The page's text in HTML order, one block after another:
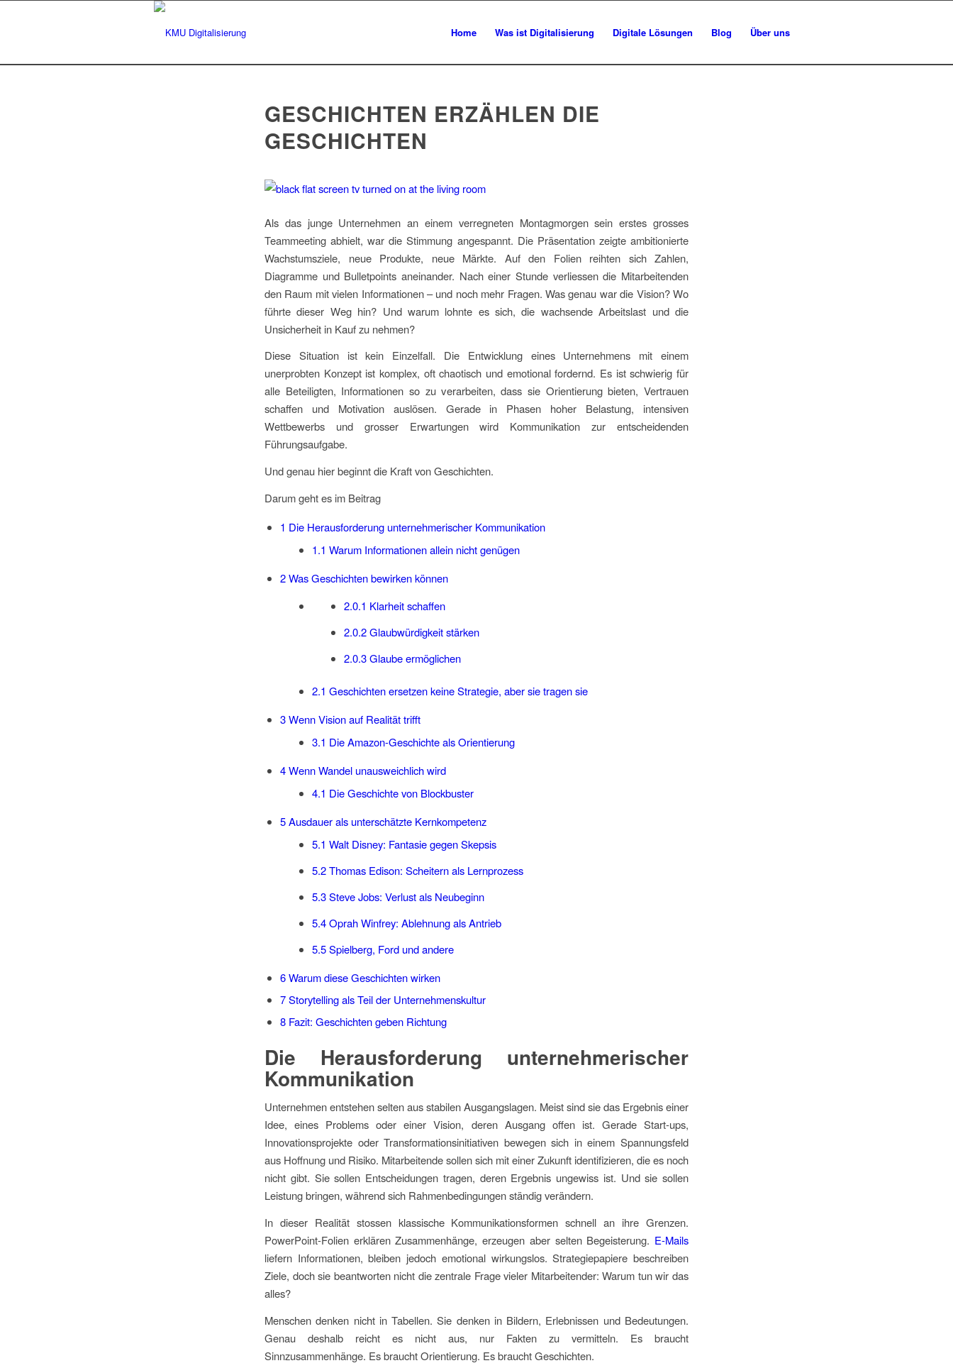
Home Was ist Digitalisierung Digitale Lösungen Blog Über uns
GESCHICHTEN ERZÄHLEN DIE
GESCHICHTEN
Als das junge Unternehmen an einem verregneten Montagmorgen sein erstes grosses
Teammeeting abhielt, war die Stimmung angespannt. Die Präsentation zeigte ambitionierte
Wachstumsziele, neue Produkte, neue Märkte. Auf den Folien reihten sich Zahlen,
Diagramme und Bulletpoints aneinander. Nach einer Stunde verliessen die Mitarbeitenden
den Raum mit vielen Informationen – und noch mehr Fragen. Was genau war die Vision? Wo
führte dieser Weg hin? Und warum lohnte es sich, die wachsende Arbeitslast und die
Unsicherheit in Kauf zu nehmen?
Diese Situation ist kein Einzelfall. Die Entwicklung eines Unternehmens mit einem
unerprobten Konzept ist komplex, oft chaotisch und emotional fordernd. Es ist schwierig für
alle Beteiligten, Informationen so zu verarbeiten, dass sie Orientierung bieten, Vertrauen
schaffen und Motivation auslösen. Gerade in Phasen hoher Belastung, intensiven
Wettbewerbs und grosser Erwartungen wird Kommunikation zur entscheidenden
Führungsaufgabe.
Und genau hier beginnt die Kraft von Geschichten.
Darum geht es im Beitrag
1 Die Herausforderung unternehmerischer Kommunikation
1.1 Warum Informationen allein nicht genügen
2Was Geschichten bewirken können
2.0.1 Klarheit schaffen
2.0.2Glaubwürdigkeit stärken
2.0.3Glaube ermöglichen
2.1 Geschichten ersetzen keine Strategie, aber sie tragen sie
3Wenn Vision auf Realität trifft
3.1 Die Amazon-Geschichte als Orientierung
4Wenn Wandel unausweichlich wird
4.1 Die Geschichte von Blockbuster
5Ausdauer als unterschätzte Kernkompetenz
5.1 Walt Disney: Fantasie gegen Skepsis
5.2Thomas Edison: Scheitern als Lernprozess
5.3Steve Jobs: Verlust als Neubeginn
5.4Oprah Winfrey: Ablehnung als Antrieb
5.5Spielberg, Ford und andere
6Warum diese Geschichten wirken
7Storytelling als Teil der Unternehmenskultur
8Fazit: Geschichten geben Richtung
Die Herausforderung unternehmerischer
Kommunikation
Unternehmen entstehen selten aus stabilen Ausgangslagen. Meist sind sie das Ergebnis einer
Idee, eines Problems oder einer Vision, deren Ausgang offen ist. Gerade Start-ups,
Innovationsprojekte oder Transformationsinitiativen bewegen sich in einem Spannungsfeld
aus Hoffnung und Risiko. Mitarbeitende sollen sich mit einer Zukunft identifizieren, die es noch
nicht gibt. Sie sollen Entscheidungen tragen, deren Ergebnis ungewiss ist. Und sie sollen
Leistung bringen, während sich Rahmenbedingungen ständig verändern.
In dieser Realität stossen klassische Kommunikationsformen schnell an ihre Grenzen.
PowerPoint-Folien erklären Zusammenhänge, erzeugen aber selten Begeisterung. E-Mails
liefern Informationen, bleiben jedoch emotional wirkungslos. Strategiepapiere beschreiben
Ziele, doch sie beantworten nicht die zentrale Frage vieler Mitarbeitender: Warum tun wir das
alles?
Menschen denken nicht in Tabellen. Sie denken in Bildern, Erlebnissen und Bedeutungen.
Genau deshalb reicht es nicht aus, nur Fakten zu vermitteln. Es braucht
Sinnzusammenhänge. Es braucht Orientierung. Es braucht Geschichten.